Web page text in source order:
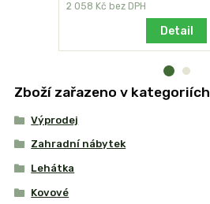
2 058 Kč bez DPH
Detail
Zboží zařazeno v kategoriích
Výprodej
Zahradní nábytek
Lehátka
Kovové